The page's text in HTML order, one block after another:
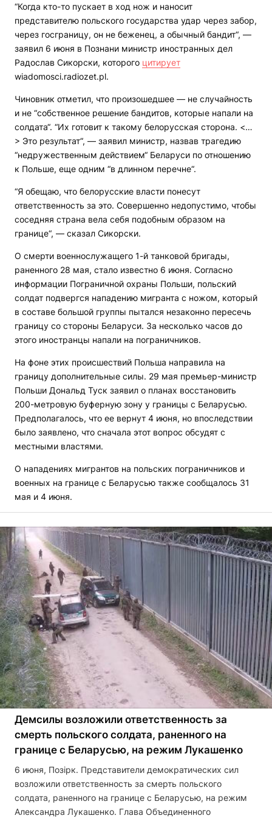
“Когда кто-то пускает в ход нож и наносит
представителю польского государства удар через забор,
через госграницу, он не беженец, а обычный бандит“, —
заявил 6 июня в Познани министр иностранных дел
Радослав Сикорски, которого цитирует
wiadomosci.radiozet.pl.
Чиновник отметил, что произошедшее — не случайность
и не “собственное решение бандитов, которые напали на
солдата“. “Их готовит к такому белорусская сторона. <…
> Это результат“, — заявил министр, назвав трагедию
“недружественным действием“ Беларуси по отношению
к Польше, еще одним “в длинном перечне“.
“Я обещаю, что белорусские власти понесут
ответственность за это. Совершенно недопустимо, чтобы
соседняя страна вела себя подобным образом на
границе“, — сказал Сикорски.
О смерти военнослужащего 1-й танковой бригады,
раненного 28 мая, стало известно 6 июня. Согласно
информации Пограничной охраны Польши, польский
солдат подвергся нападению мигранта с ножом, который
в составе большой группы пытался незаконно пересечь
границу со стороны Беларуси. За несколько часов до
этого иностранцы напали на пограничников.
На фоне этих происшествий Польша направила на
границу дополнительные силы. 29 мая премьер-министр
Польши Дональд Туск заявил о планах восстановить
200-метровую буферную зону у границы с Беларусью.
Предполагалось, что ее вернут 4 июня, но впоследствии
было заявлено, что сначала этот вопрос обсудят с
местными властями.
О нападениях мигрантов на польских пограничников и
военных на границе с Беларусью также сообщалось 31
мая и 4 июня.
Демсилы возложили ответственность за
смерть польского солдата, раненного на
границе с Беларусью, на режим Лукашенко
6 июня, Позірк. Представители демократических сил
возложили ответственность за смерть польского
солдата, раненного на границе с Беларусью, на режим
Александра Лукашенко. Глава Объединенного